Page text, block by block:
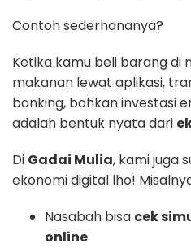
Contoh sederhananya?
Ketika kamu beli barang di
makanan lewat aplikasi,
banking, bahkan investasi
adalah bentuk nyata dari
Di Gadai Mulia, kami juga
ekonomi digital lho!
Nasabah bisa cek
online